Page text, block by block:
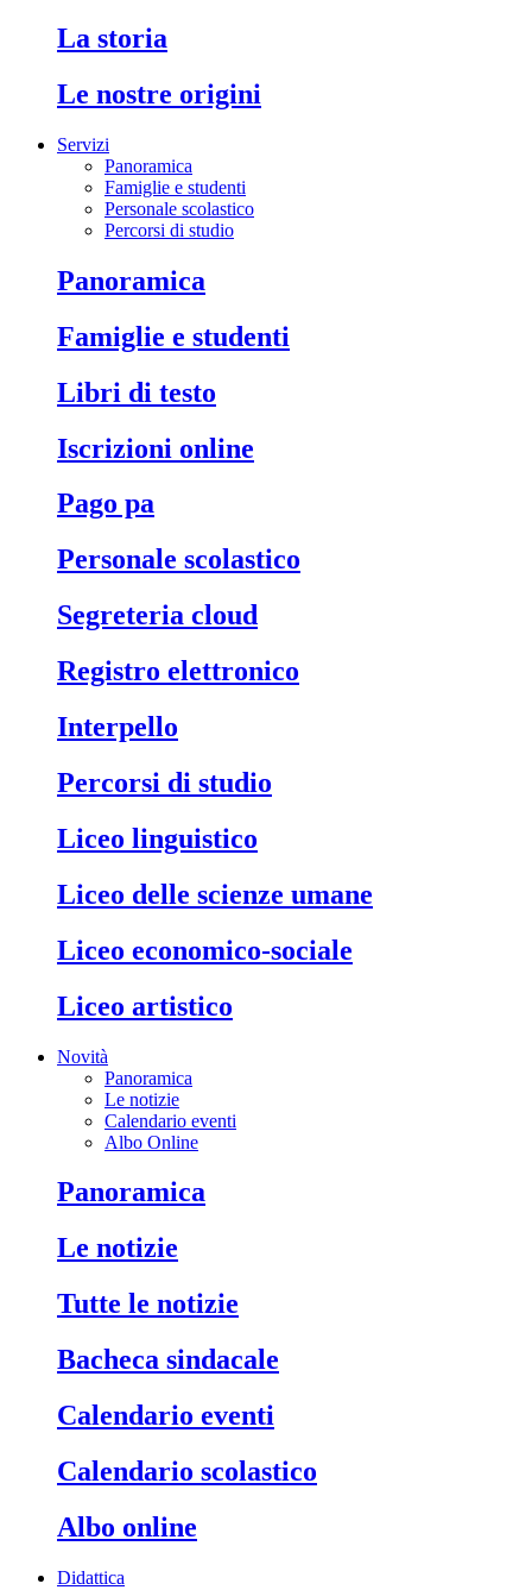
la storia
le nostre origini
Servizi
Panoramica
Famiglie e studenti
Personale scolastico
Percorsi di studio
panoramica
famiglie e studenti
libri di testo
iscrizioni online
pago pa
personale scolastico
segreteria cloud
registro elettronico
interpello
percorsi di studio
liceo linguistico
liceo delle scienze umane
liceo economico-sociale
liceo artistico
Novità
Panoramica
Le notizie
Calendario eventi
Albo Online
panoramica
le notizie
tutte le notizie
bacheca sindacale
calendario eventi
calendario scolastico
albo online
Didattica